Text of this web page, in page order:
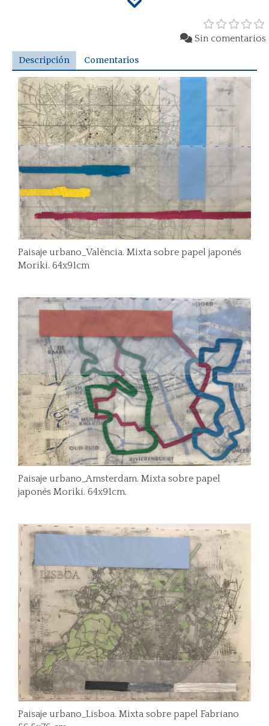
Sin comentarios
Descripción Comentarios
Paisaje urbano_València. Mixta sobre papel japonés
Moriki. 64x91cm
Paisaje urbano_Amsterdam. Mixta sobre papel
japonés Moriki. 64x91cm.
Paisaje urbano_Lisboa. Mixta sobre papel Fabriano